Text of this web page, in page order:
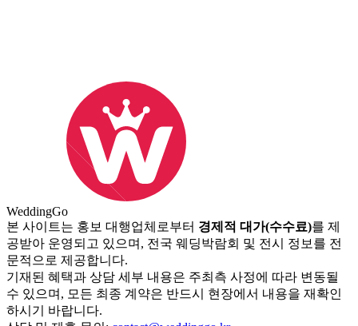
WeddingGo
본 사이트는 홍보 대행업체로부터 경제적 대가(수수료)를 제
공받아 운영되고 있으며, 전국 웨딩박람회 및 전시 정보를 전
문적으로 제공합니다.
기재된 혜택과 상담 세부 내용은 주최측 사정에 따라 변동될
수 있으며, 모든 최종 계약은 반드시 현장에서 내용을 재확인
하시기 바랍니다.